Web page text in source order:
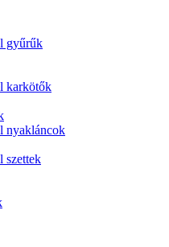
gyűrűk
karkötők
nyakláncok
szettek